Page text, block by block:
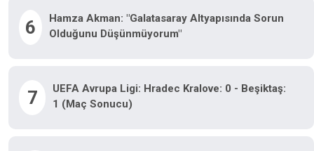
6
Hamza Akman: "Galatasaray Altyapısında Sorun
Olduğunu Düşünmüyorum"
7
UEFA Avrupa Ligi: Hradec Kralove: 0 - Beşiktaş:
1 (Maç Sonucu)